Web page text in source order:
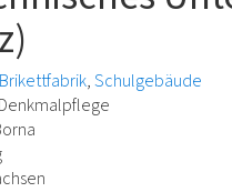
Brikettfabrik Schulgebäude
Denkmalpflege